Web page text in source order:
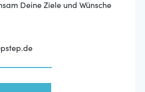
Deine Ziele und Wünsche